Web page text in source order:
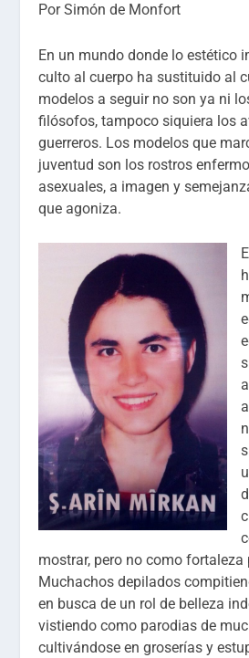
Por Simón de Monfort
En un mundo donde lo estético
culto al cuerpo ha sustituido al
modelos a seguir no son ya ni
filósofos, tampoco siquiera los
guerreros. Los modelos que
juventud son los rostros
asexuales, a imagen y
que agoniza.
mostrar, pero no como fortaleza
Muchachos depilados
en busca de un rol de belleza
vistiendo como parodias de
cultivándose en groserías y